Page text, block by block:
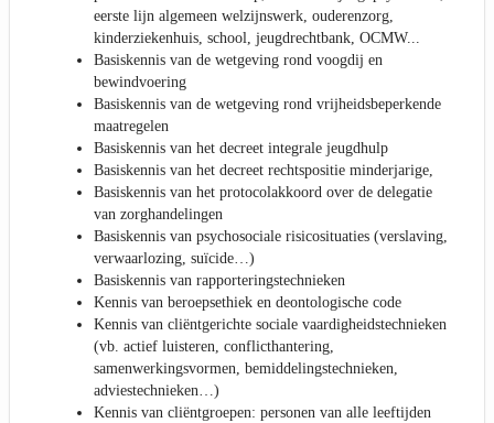
eerste lijn algemeen welzijnswerk, ouderenzorg,
kinderziekenhuis, school, jeugdrechtbank, OCMW...
Basiskennis van de wetgeving rond voogdij en
bewindvoering
Basiskennis van de wetgeving rond vrijheidsbeperkende
maatregelen
Basiskennis van het decreet integrale jeugdhulp
Basiskennis van het decreet rechtspositie minderjarige,
Basiskennis van het protocolakkoord over de delegatie
van zorghandelingen
Basiskennis van psychosociale risicosituaties (verslaving,
verwaarlozing, suïcide…)
Basiskennis van rapporteringstechnieken
Kennis van beroepsethiek en deontologische code
Kennis van cliëntgerichte sociale vaardigheidstechnieken
(vb. actief luisteren, conflicthantering,
samenwerkingsvormen, bemiddelingstechnieken,
adviestechnieken…)
Kennis van cliëntgroepen: personen van alle leeftijden